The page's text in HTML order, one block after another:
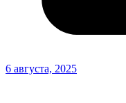
6 августа, 2025